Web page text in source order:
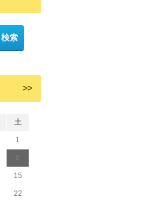
>>
土
1
15
22